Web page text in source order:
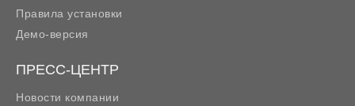
Правила установки
Демо-версия
ПРЕСС-ЦЕНТР
Новости компании